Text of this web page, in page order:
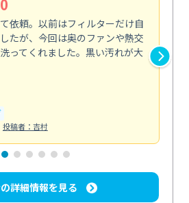
依頼。以前はフィルターだけ自
たが、今回は奥のファンや熱交
ってくれました。黒い汚れが大
投稿者：吉村
詳細情報を見る